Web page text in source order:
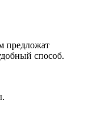
предложат
способ.